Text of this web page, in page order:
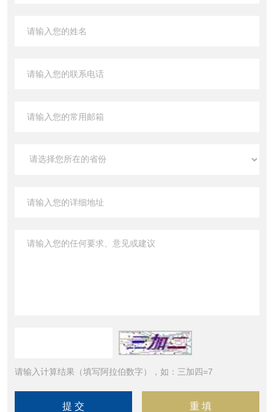
请输入计算结果（填写阿拉伯数字），如：三加四=7